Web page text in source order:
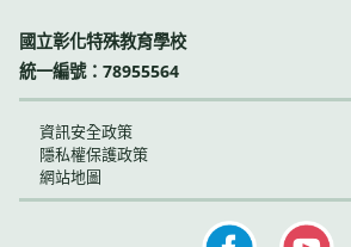
國立彰化特殊教育學校
統一編號：78955564
資訊安全政策
隱私權保護政策
網站地圖